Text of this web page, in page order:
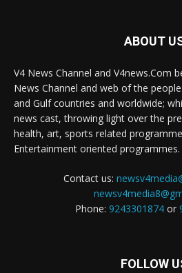
ABOUT
V4 News Channel and V4news.Com
News Channel and web of the
and Gulf countries and worldwide;
news cast, throwing light over the
health, art, sports related
Entertainment oriented programmes.
Contact us:
Phone: 9243301874or
FOLLOW